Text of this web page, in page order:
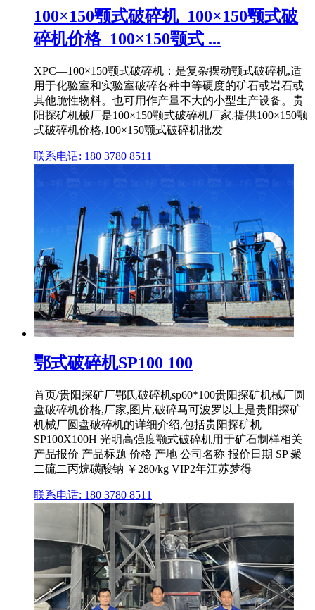
100×150颚式破碎机_100×150颚式破
碎机价格_100×150颚式 ...
XPC—100×150颚式破碎机：是复杂摆动颚式破碎机,适
用于化验室和实验室破碎各种中等硬度的矿石或岩石或
其他脆性物料。也可用作产量不大的小型生产设备。贵
阳探矿机械厂是100×150颚式破碎机厂家,提供100×150颚
式破碎机价格,100×150颚式破碎机批发
联系电话: 180 3780 8511
鄂式破碎机SP100 100
首页/贵阳探矿厂鄂氏破碎机sp60*100贵阳探矿机械厂圆
盘破碎机价格,厂家,图片,破碎马可波罗以上是贵阳探矿
机械厂圆盘破碎机的详细介绍,包括贵阳探矿机
SP100X100H 光明高强度颚式破碎机用于矿石制样相关
产品报价 产品标题 价格 产地 公司名称 报价日期 SP 聚
二硫二丙烷磺酸钠 ￥280/kg VIP2年江苏梦得
联系电话: 180 3780 8511